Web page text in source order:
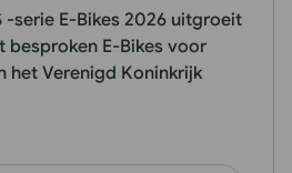
-serie E-Bikes 2026 uitgroeit
besproken E-Bikes voor
het Verenigd Koninkrijk